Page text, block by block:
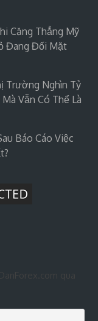
Căng Thẳng Mỹ
Đang Đối Mặt
Trường Nghìn Tỷ
Vẫn Có Thể Là
Báo Cáo Việc
qua